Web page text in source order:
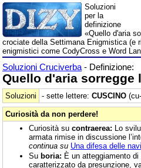
Soluzioni
per la
definizione
«Quello d'aria
crociate della Settimana Enigmistica (e
enigmistici come CodyCross e Word
Soluzioni Cruciverba - Definizione:
Quello d'aria sorregge
Soluzioni - sette lettere: CUSCINO
Curiosità da non perdere!
Curiosità su contraerea: Lo
armata rimise in discussione
continua su Una difesa delle
Su boria: È un atteggiamento di
caratterizzato da presunzione,